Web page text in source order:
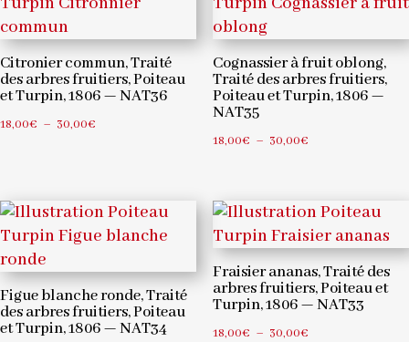
Citronier commun, Traité
des arbres fruitiers, Poiteau
et Turpin, 1806 — NAT36
18,00€ – 30,00€
à
30,00€
Cognassier à fruit oblong,
Traité des arbres fruitiers,
Poiteau et Turpin, 1806 —
NAT35
18,00€ – 30,00€Plage
18,00€
à
30,00€
Figue blanche ronde, Traité
des arbres fruitiers, Poiteau
et Turpin, 1806 — NAT34
Fraisier ananas, Traité des
arbres fruitiers, Poiteau et
Turpin, 1806 — NAT33
18,00€ – 30,00€Plage